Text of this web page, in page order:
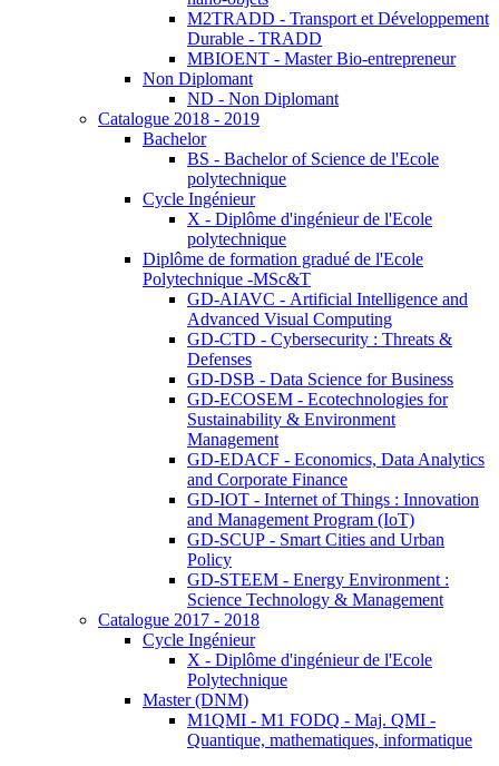
M2TRADD - Transport et Développement
Durable - TRADD
MBIOENT - Master Bio-entrepreneur
Non Diplomant
ND - Non Diplomant
Catalogue 2018 - 2019
Bachelor
BS - Bachelor of Science de l'Ecole
polytechnique
Cycle Ingénieur
X - Diplôme d'ingénieur de l'Ecole
polytechnique
Diplôme de formation gradué de l'Ecole
Polytechnique -MSc&T
GD-AIAVC - Artificial Intelligence and
Advanced Visual Computing
GD-CTD - Cybersecurity : Threats &
Defenses
GD-DSB - Data Science for Business
GD-ECOSEM - Ecotechnologies for
Sustainability & Environment
Management
GD-EDACF - Economics, Data Analytics
and Corporate Finance
GD-IOT - Internet of Things : Innovation
and Management Program (IoT)
GD-SCUP - Smart Cities and Urban
Policy
GD-STEEM - Energy Environment :
Science Technology & Management
Catalogue 2017 - 2018
Cycle Ingénieur
X - Diplôme d'ingénieur de l'Ecole
Polytechnique
Master (DNM)
M1QMI - M1 FODQ - Maj. QMI -
Quantique, mathematiques, informatique